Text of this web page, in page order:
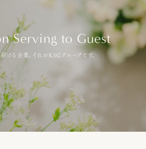
Serving to Guest
続ける企業。それがKSGグループです。